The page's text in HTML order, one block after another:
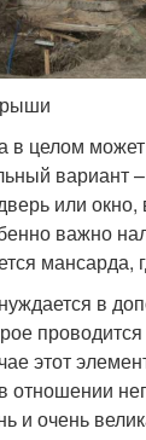
в целом
вариант
или
важно
мансарда,
в
этот
отношении
и очень